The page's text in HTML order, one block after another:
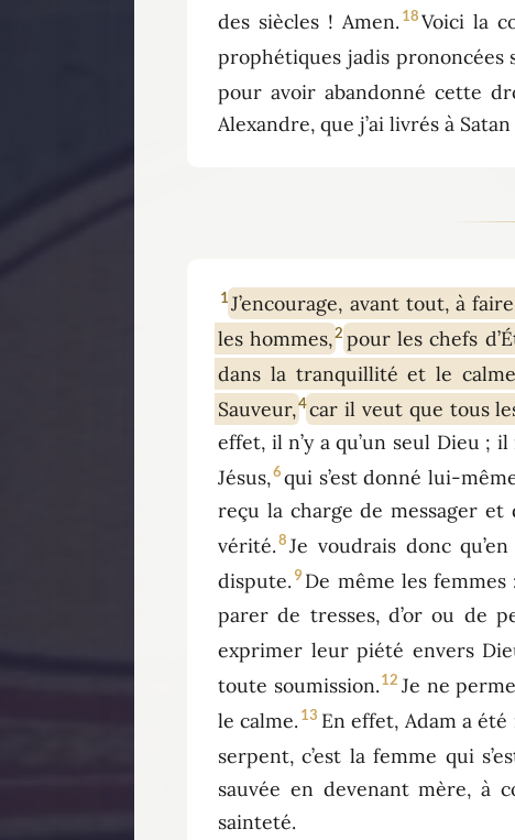
des siècles ! Amen. 18 Voici la
prophétiques jadis
pour avoir abandonné cette
Alexandre, que j’ai livrés à
1J’encourage, avant tout, à
les hommes,2pour les chefs
dans la tranquillité et le
Sauveur,4car il veut que tous
effet, il n’y a qu’un seul Dieu ;
Jésus,6 qui s’est donné lui-
reçu la charge de messager
vérité.8 Je voudrais donc
dispute. 9 De même les
parer de tresses, d’or ou de
exprimer leur piété envers
toute soumission.12 Je ne
le calme. 13 En effet, Adam a
serpent, c’est la femme qui
sauvée en devenant mère, à
sainteté.